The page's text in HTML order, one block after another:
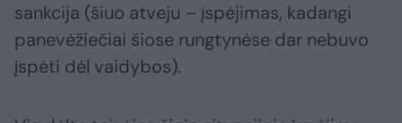
sankcija (šiuo atveju – įspėjimas, kadangi
panevėžiečiai šiose rungtynėse dar nebuvo
įspėti dėl vaidybos).